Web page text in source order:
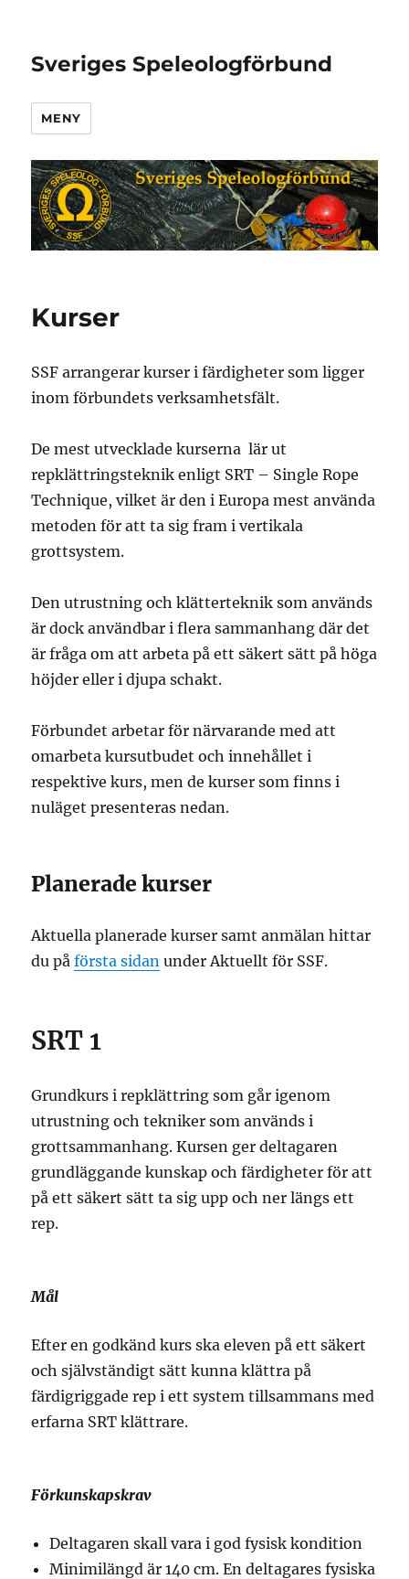
Sveriges Speleologförbund
MENY
Kurser
SSF arrangerar kurser i färdigheter som ligger
inom förbundets verksamhetsfält.
De mest utvecklade kurserna lär ut
repklättringsteknik enligt SRT – Single Rope
Technique, vilket är den i Europa mest använda
metoden för att ta sig fram i vertikala
grottsystem.
Den utrustning och klätterteknik som används
är dock användbar i flera sammanhang där det
är fråga om att arbeta på ett säkert sätt på höga
höjder eller i djupa schakt.
Förbundet arbetar för närvarande med att
omarbeta kursutbudet och innehållet i
respektive kurs, men de kurser som finns i
nuläget presenteras nedan.
Planerade kurser
Aktuella planerade kurser samt anmälan hittar
du påförsta sidan under Aktuellt för SSF.
SRT 1
Grundkurs i repklättring som går igenom
utrustning och tekniker som används i
grottsammanhang. Kursen ger deltagaren
grundläggande kunskap och färdigheter för att
på ett säkert sätt ta sig upp och ner längs ett
rep.
Mål
Efter en godkänd kurs ska eleven på ett säkert
och självständigt sätt kunna klättra på
färdigriggade rep i ett system tillsammans med
erfarna SRT klättrare.
Förkunskapskrav
Deltagaren skall vara i god fysisk kondition
Minimilängd är 140 cm. En deltagares fysiska